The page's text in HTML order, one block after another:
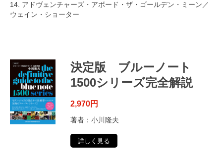
14. アドヴェンチャーズ・アボード・ザ・ゴールデン・ミーン／
ウェイン・ショーター
決定版 ブルーノート
1500シリーズ完全解説
2,970円
著者：小川隆夫
詳しく見る